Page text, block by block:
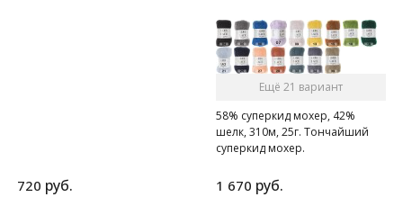
720 руб.
Ещё 21 вариант
58% суперкид мохер, 42%
шелк, 310м, 25г. Тончайший
суперкид мохер.
1 670 руб.